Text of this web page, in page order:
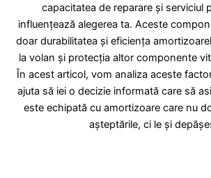
capacitatea de reparare și serviciul
influențează alegerea ta. Aceste
doar durabilitatea și eficiența
la volan și protecția altor componente
În acest articol, vom analiza aceste
ajuta să iei o decizie informată care să
este echipată cu amortizoare care nu
așteptările, ci le și